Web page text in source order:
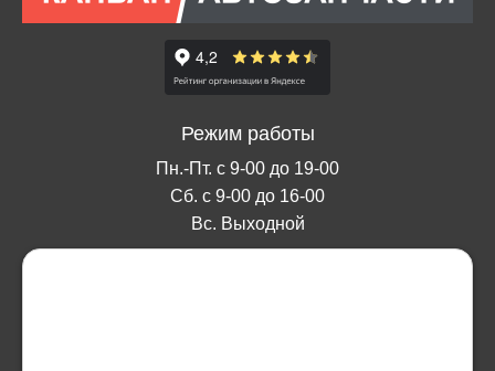
Режим работы
Пн.-Пт. с 9-00 до 19-00
Сб. с 9-00 до 16-00
Вс. Выходной